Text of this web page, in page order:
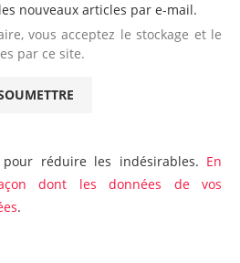
nouveaux articles par e-mail.
vous acceptez le stockage et le
par ce site.
réduire les indésirables. En
dont les données de vos
.